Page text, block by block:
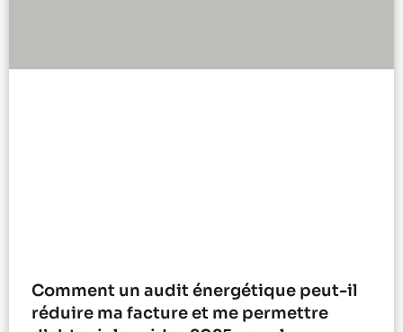
Comment un audit énergétique peut-il
réduire ma facture et me permettre